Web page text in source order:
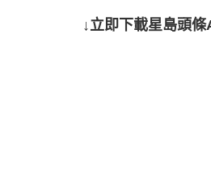
↓立即下載星島頭條